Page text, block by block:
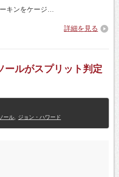
キンをケージ…
詳細を見る
ールがスプリット判定
ール ジョン・ハワード